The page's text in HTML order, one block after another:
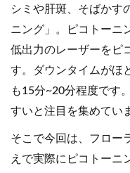
シミや肝斑、そばかす
ニング」。ピコトーニ
低出力のレーザーをピ
す。ダウンタイムがほ
も15分~20分程度です
すいと注目を集めてい
そこで今回は、フロー
えで実際にピコトーニ